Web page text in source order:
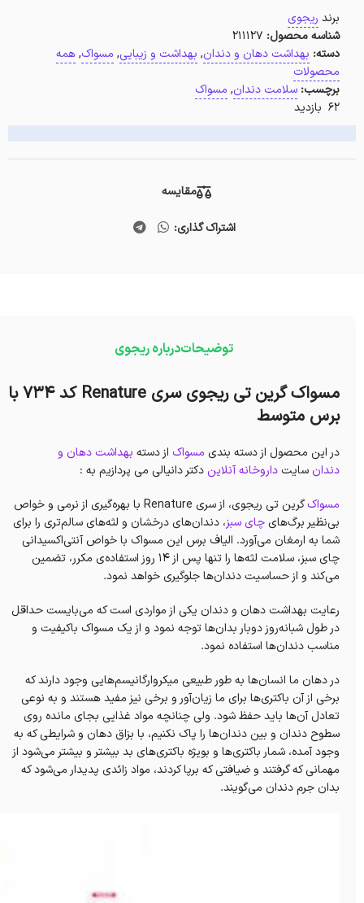
برند ریجوی
شناسه محصول: 211127
دسته: بهداشت دهان و دندان, بهداشت و زیبایی, مسواک,همه
محصولات
برچسب: سلامت دندان, مسواک
62 بازدید
مقایسه
اشتراک گذاری:
توضیحاتدرباره ریجوی
مسواک گرین تی ریجوی سری Renature کد 734 با
برس متوسط
در این محصول از دسته بندی مسواک از دسته بهداشت دهان و
دندان سایتداروخانه آنلاین دکتر دانیالی می پردازیم به :
مسواک
گرین تی ریجوی، از سری Renature با بهره‌گیری از نرمی و خواص
بی‌نظیر برگ‌هایچای سبز، دندان‌های درخشان و لثه‌های سالم‌تری را برای
شما به ارمغان می‌آورد. الیاف برس این مسواک با خواص آنتی‌اکسیدانی
چای سبز، سلامت لثه‌ها را تنها پس از 14 روز استفاده‌ی مکرر، تضمین
می‌کند و از حساسیت دندان‌ها جلوگیری خواهد نمود.
رعایت بهداشت دهان و دندان یکی از مواردی است که می‌بایست حداقل
در طول شبانه‌روز دوبار بدان‌ها توجه نمود و از یک مسواک باکیفیت و
مناسب دندان‌ها استفاده نمود.
در دهان ما انسان‌ها به طور طبیعی میکروارگانیسم‌هایی وجود دارند که
برخی از آن‌ باکتری‌ها برای ما زیان‌آور و برخی نیز مفید هستند و به نوعی
تعادل آن‌ها باید حفظ شود. ولی چنانچه مواد غذایی بجای مانده روی
سطوح دندان و بین دندان‌ها را پاک نکنیم، با بزاق دهان و شرایطی که به
وجود آمده، شمار باکتری‌ها و بویژه باکتری‌های بد بیشتر و بیشتر می‌شود از
مهمانی که گرفتند و ضیافتی که برپا کردند، مواد زائدی پدیدار می‌شود که
بدان جرم دندان می‌گویند.